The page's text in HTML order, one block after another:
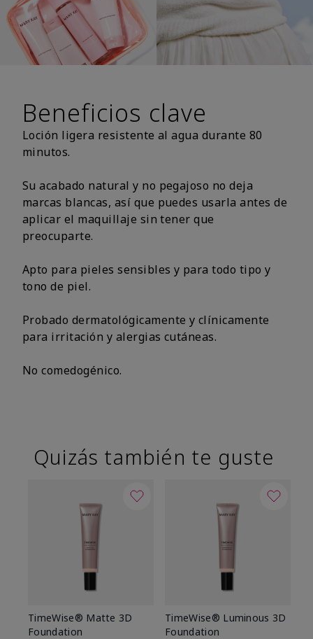
Beneficios clave
Loción ligera resistente al agua durante 80
minutos.
Su acabado natural y no pegajoso no deja
marcas blancas, así que puedes usarla antes de
aplicar el maquillaje sin tener que
preocuparte.
Apto para pieles sensibles y para todo tipo y
tono de piel.
Probado dermatológicamente y clínicamente
para irritación y alergias cutáneas.
No comedogénico.
Quizás también te guste
TimeWise® Matte 3D
Foundation
TimeWise® Luminous 3D
Foundation